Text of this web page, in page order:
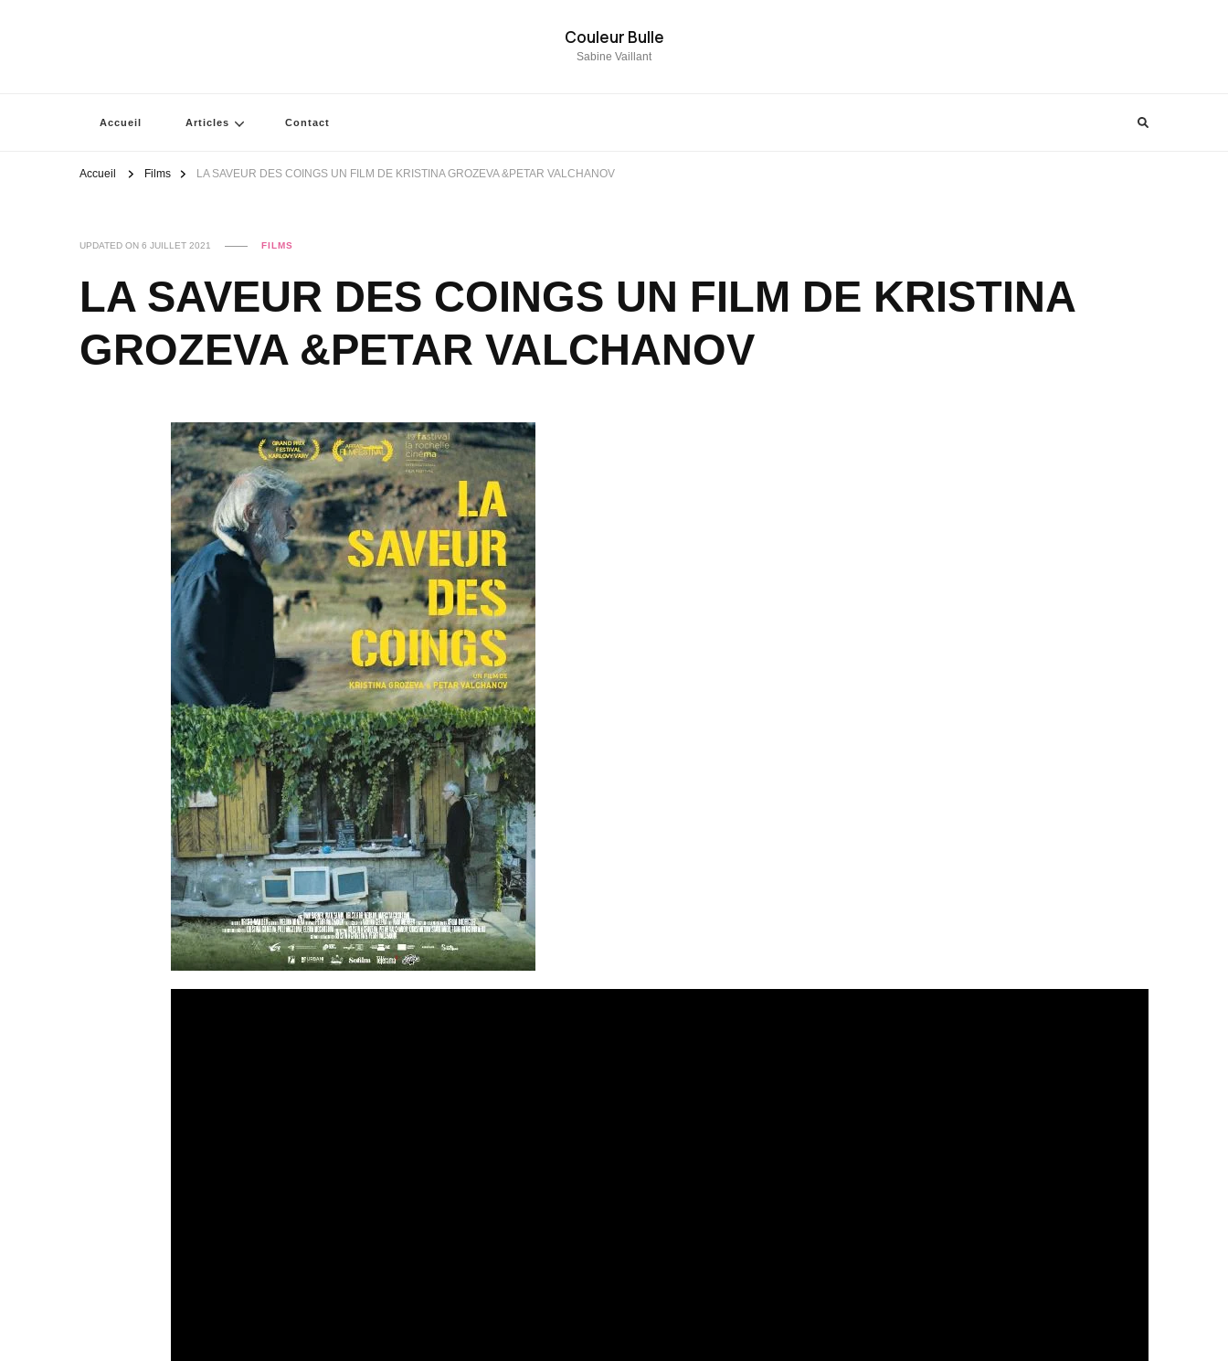
Couleur Bulle
Sabine Vaillant
Accueil Articles Contact
Accueil Films LA SAVEUR DES COINGS UN FILM DE KRISTINA GROZEVA &PETAR VALCHANOV
UPDATED ON 6 JUILLET 2021 FILMS
LA SAVEUR DES COINGS UN FILM DE KRISTINA
GROZEVA &PETAR VALCHANOV